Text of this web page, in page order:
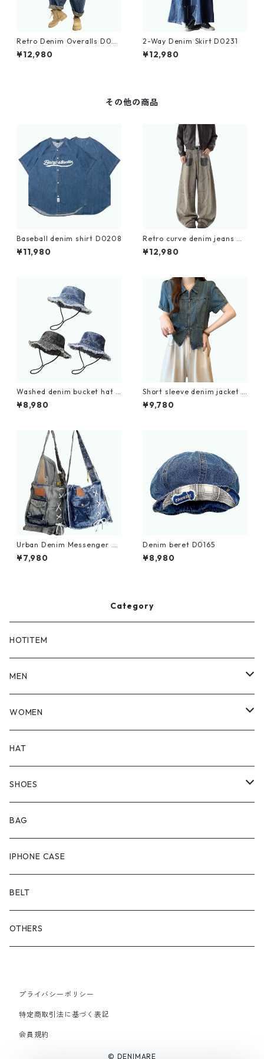
Retro Denim Overalls D023
3
¥12,980
2-Way Denim Skirt D0231
¥12,980
その他の商品
Baseball denim shirt D0208
¥11,980
Retro curve denim jeans D
0182
¥12,980
Washed denim bucket hat D
0216
¥8,980
Short sleeve denim jacket D
0206
¥9,780
Urban Denim Messenger Ba
g D0029
¥7,980
Denim beret D0165
¥8,980
Category
HOTITEM
MEN
TOPS
BOTTOMS
OUTER
WOMEN
TOPS
BOTTOMS
ONEPIECE
OUTER
HAT
SHOES
ブーツ
スニーカー
サンダル
BAG
IPHONE CASE
BELT
OTHERS
プライバシーポリシー
特定商取引法に基づく表記
会員規約
© DENIMARE